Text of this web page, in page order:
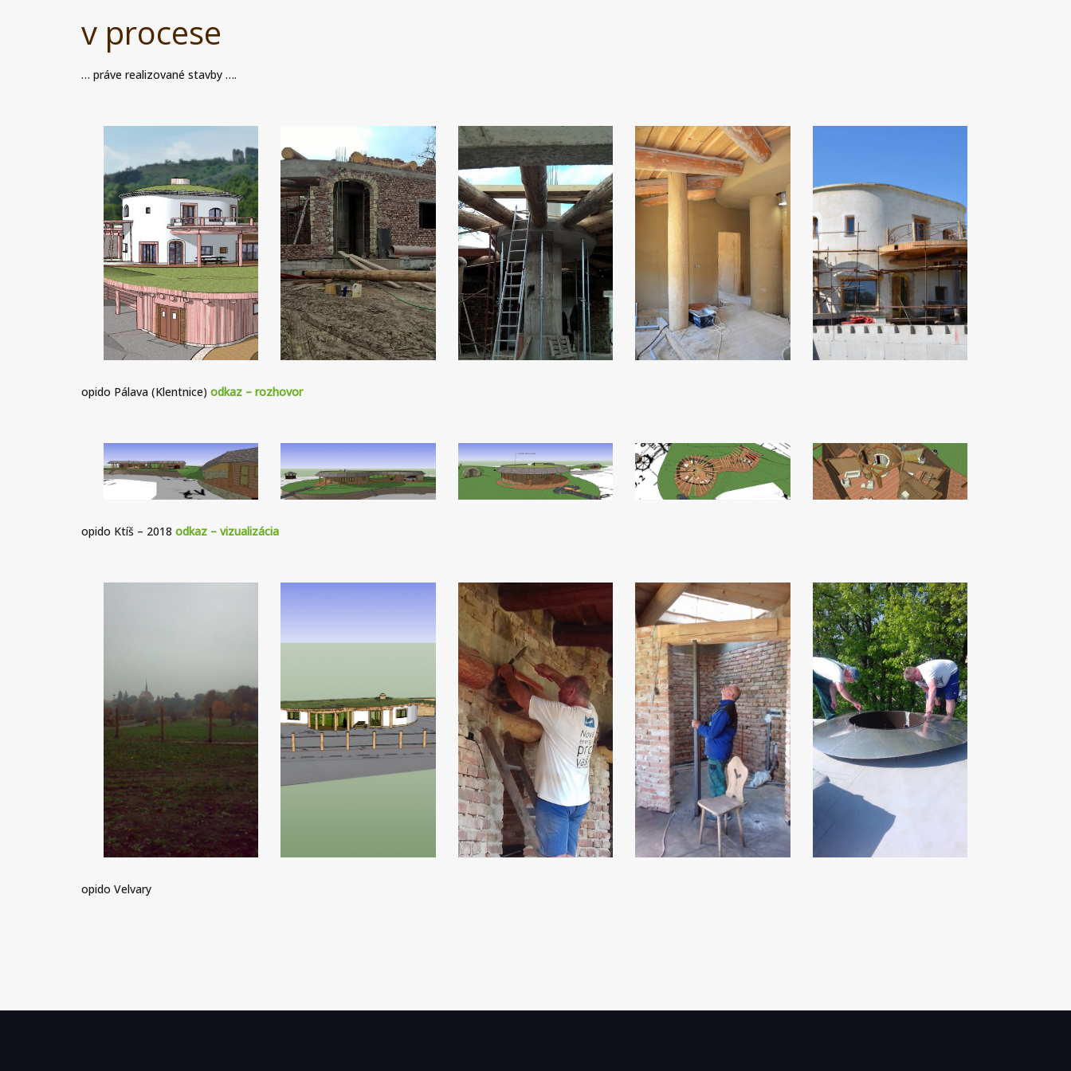
v procese
… práve realizované stavby ….
opido Pálava (Klentnice) odkaz – rozhovor
opido Ktíš – 2018 odkaz – vizualizácia
opido Velvary